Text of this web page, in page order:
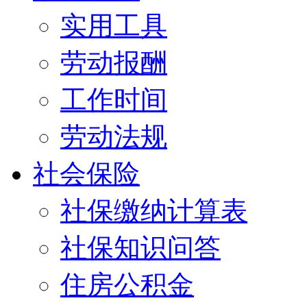
实用工具
劳动报酬
工作时间
劳动法规
社会保险
社保缴纳计算表
社保知识问答
住房公积金